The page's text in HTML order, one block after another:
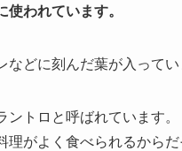
われています。
どに刻んだ葉が入ってい
トロと呼ばれています。
がよく食べられるからだ